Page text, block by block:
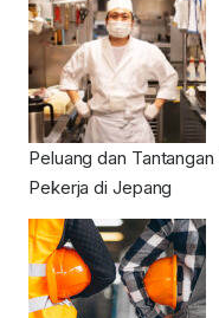
Peluang dan
Pekerja di Jepang